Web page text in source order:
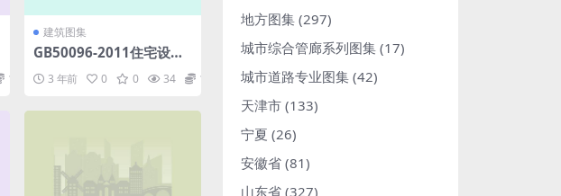
1.98
建筑图集
GB50096-2011住宅设计
3 年前 0 0 34 1.98
地方图集 (297)
城市综合管廊系列图集 (17)
城市道路专业图集 (42)
天津市 (133)
宁夏 (26)
安徽省 (81)
山东省 (327)